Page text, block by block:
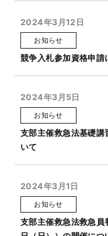
2024年3月12日
お知らせ
競争入札参加資格申請
2024年3月5日
お知らせ
支部主催救急法基礎
いて
2024年3月1日
お知らせ
支部主催救急法救急